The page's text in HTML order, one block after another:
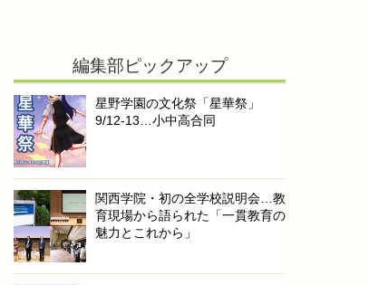
編集部ピックアップ
星野学園の文化祭「星華祭」
9/12-13…小中高合同
関西学院・初の全学校説明会…教
育現場から語られた「一貫教育の
魅力とこれから」